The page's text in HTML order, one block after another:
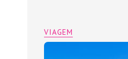
VIAGEM